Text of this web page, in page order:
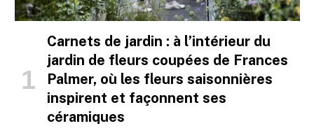
Carnets de jardin : à l’intérieur du
jardin de fleurs coupées de Frances
Palmer, où les fleurs saisonnières
inspirent et façonnent ses
céramiques